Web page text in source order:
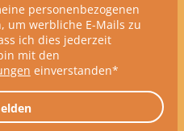
personenbezogenen
um werbliche E-Mails zu
ich dies jederzeit
mit den
einverstanden*